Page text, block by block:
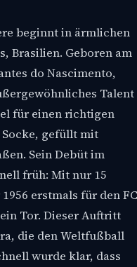
beginnt in ärmlichen
Brasilien. Geboren am
do Nascimento,
Talent
für einen richtigen
gefüllt mit
Sein Debüt im
früh: Mit nur 15
erstmals für den FC
Tor. Dieser Auftritt
die den Weltfußball
wurde klar, dass